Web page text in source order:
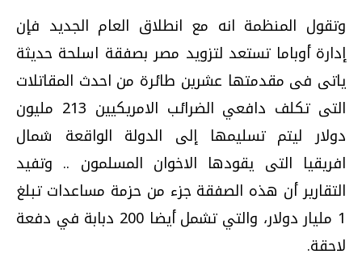
وتقول المنظمة انه مع انطلاق العام الجديد فإن
إدارة أوباما تستعد لتزويد مصر بصفقة اسلحة حديثة
ياتى فى مقدمتها عشرين طائرة من احدث المقاتلات
التى تكلف دافعي الضرائب الامريكيين 213 مليون
دولار ليتم تسليمها إلى الدولة الواقعة شمال
افريقيا التى يقودها الاخوان المسلمون .. وتفيد
التقارير أن هذه الصفقة جزء من حزمة مساعدات تبلغ
1 مليار دولار، والتي تشمل أيضا 200 دبابة في دفعة
لاحقة.